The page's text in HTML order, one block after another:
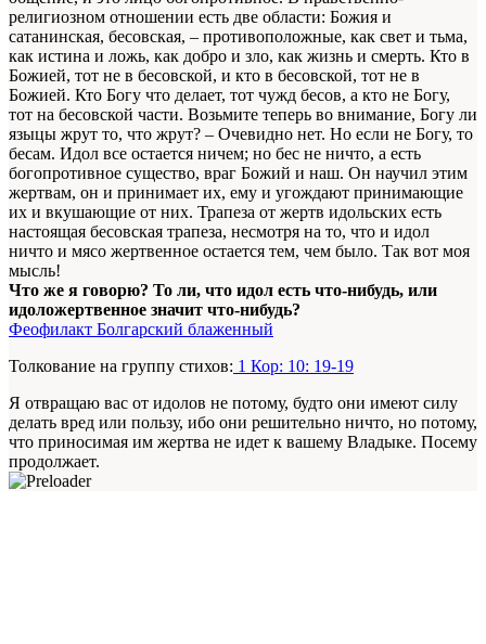
религиозном отношении есть две области: Божия и
сатанинская, бесовская, – противоположные, как свет и тьма,
как истина и ложь, как добро и зло, как жизнь и смерть. Кто в
Божией, тот не в бесовской, и кто в бесовской, тот не в
Божией. Кто Богу что делает, тот чужд бесов, а кто не Богу,
тот на бесовской части. Возьмите теперь во внимание, Богу ли
языцы жрут то, что жрут? – Очевидно нет. Но если не Богу, то
бесам. Идол все остается ничем; но бес не ничто, а есть
богопротивное существо, враг Божий и наш. Он научил этим
жертвам, он и принимает их, ему и угождают принимающие
их и вкушающие от них. Трапеза от жертв идольских есть
настоящая бесовская трапеза, несмотря на то, что и идол
ничто и мясо жертвенное остается тем, чем было. Так вот моя
мысль!
Что же я говорю? То ли, что идол есть что-нибудь, или
идоложертвенное значит что-нибудь?
Феофилакт Болгарский блаженный
Толкование на группу стихов: 1 Кор: 10: 19-19
Я отвращаю вас от идолов не потому, будто они имеют силу
делать вред или пользу, ибо они решительно ничто, но потому,
что приносимая им жертва не идет к вашему Владыке. Посему
продолжает.